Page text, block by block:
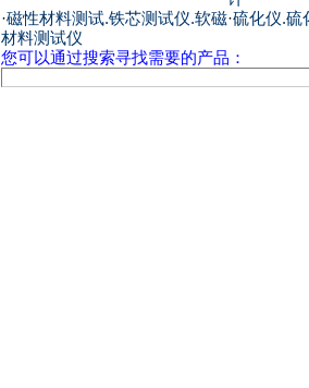
·磁性材料测试.铁芯测试仪.软磁
材料测试仪
·硫化仪.硫
您可以通过搜索寻找需要的产品：